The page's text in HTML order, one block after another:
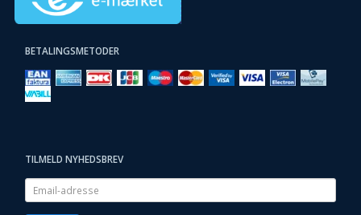
BETALINGSMETODER
TILMELD NYHEDSBREV
Email-
adresse